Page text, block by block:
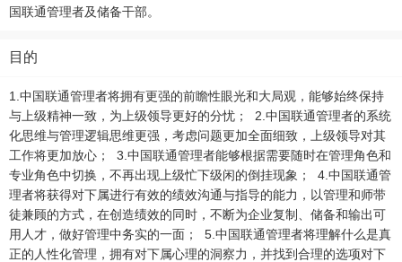
国联通管理者及储备干部。
目的
1.中国联通管理者将拥有更强的前瞻性眼光和大局观，能够始终保持
与上级精神一致，为上级领导更好的分忧； 2.中国联通管理者的系统
化思维与管理逻辑思维更强，考虑问题更加全面细致，上级领导对其
工作将更加放心； 3.中国联通管理者能够根据需要随时在管理角色和
专业角色中切换，不再出现上级忙下级闲的倒挂现象； 4.中国联通管
理者将获得对下属进行有效的绩效沟通与指导的能力，以管理和师带
徒兼顾的方式，在创造绩效的同时，不断为企业复制、储备和输出可
用人才，做好管理中务实的一面； 5.中国联通管理者将理解什么是真
正的人性化管理，拥有对下属心理的洞察力，并找到合理的选项对下